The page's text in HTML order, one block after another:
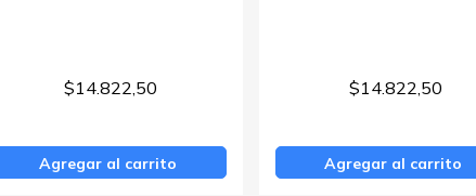
$14.822,50
Agregar al carrito
$14.822,50
Agregar al carrito